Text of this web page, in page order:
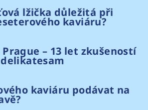
lžička důležitá při
kaviáru?
Prague – 13 let zkušeností
kaviáru podávat na